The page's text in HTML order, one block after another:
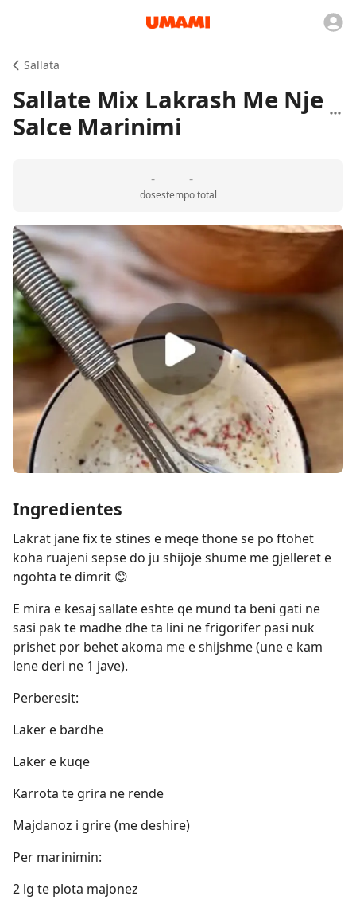
Sallata
Sallate Mix Lakrash Me Nje
Salce Marinimi
-
doses
-
tempo total
Ingredientes
Lakrat jane fix te stines e meqe thone se po ftohet
koha ruajeni sepse do ju shijoje shume me gjelleret e
ngohta te dimrit 😊
E mira e kesaj sallate eshte qe mund ta beni gati ne
sasi pak te madhe dhe ta lini ne frigorifer pasi nuk
prishet por behet akoma me e shijshme (une e kam
lene deri ne 1 jave).
Perberesit:
Laker e bardhe
Laker e kuqe
Karrota te grira ne rende
Majdanoz i grire (me deshire)
Per marinimin:
2 lg te plota majonez